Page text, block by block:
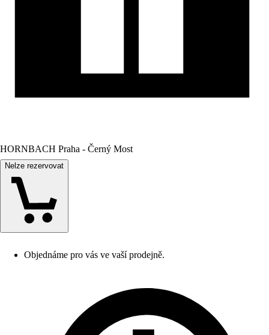
HORNBACH Praha - Černý Most
Nelze rezervovat
Objednáme pro vás ve vaší prodejně.